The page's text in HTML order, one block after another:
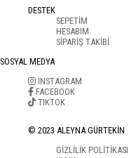
DESTEK
SEPETİM
HESABIM
SİPARİŞ TAKİBİ
SOSYAL MEDYA
INSTAGRAM
FACEBOOK
TIKTOK
© 2023 ALEYNA GÜRTEKİN
GİZLİLİK POLİTİKASI